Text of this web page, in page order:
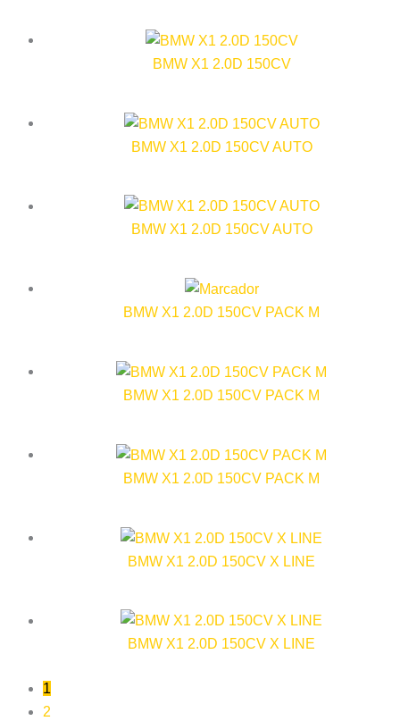
BMW X1 2.0D 150CV
BMW X1 2.0D 150CV AUTO
BMW X1 2.0D 150CV AUTO
BMW X1 2.0D 150CV PACK M
BMW X1 2.0D 150CV PACK M
BMW X1 2.0D 150CV PACK M
BMW X1 2.0D 150CV X LINE
BMW X1 2.0D 150CV X LINE
1
2